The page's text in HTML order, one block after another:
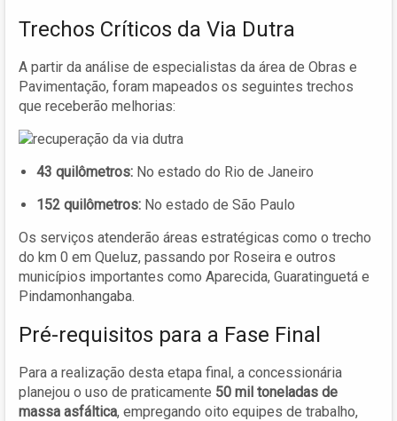
Trechos Críticos da Via Dutra
A partir da análise de especialistas da área de Obras e
Pavimentação, foram mapeados os seguintes trechos
que receberão melhorias:
43 quilômetros: No estado do Rio de Janeiro
152 quilômetros: No estado de São Paulo
Os serviços atenderão áreas estratégicas como o trecho
do km 0 em Queluz, passando por Roseira e outros
municípios importantes como Aparecida, Guaratinguetá e
Pindamonhangaba.
Pré-requisitos para a Fase Final
Para a realização desta etapa final, a concessionária
planejou o uso de praticamente 50 mil toneladas de
massa asfáltica, empregando oito equipes de trabalho,